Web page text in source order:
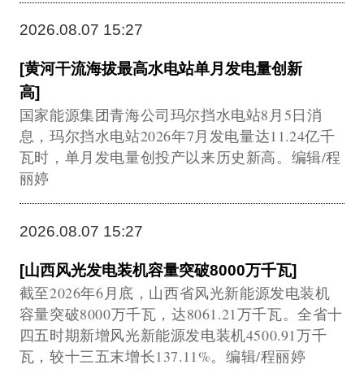
2026.08.07 15:27
[黄河干流海拔最高水电站单月发电量创新
高]
国家能源集团青海公司玛尔挡水电站8月5日消
息，玛尔挡水电站2026年7月发电量达11.24亿千
瓦时，单月发电量创投产以来历史新高。编辑/程
丽婷
2026.08.07 15:27
[山西风光发电装机容量突破8000万千瓦]
截至2026年6月底，山西省风光新能源发电装机
容量突破8000万千瓦，达8061.21万千瓦。全省十
四五时期新增风光新能源发电装机4500.91万千
瓦，较十三五末增长137.11%。编辑/程丽婷